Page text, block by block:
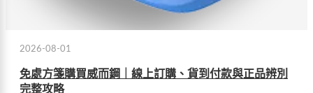
2026-08-01
免處方箋購買威而鋼｜線上訂購、貨到付款與正品辨別
完整攻略